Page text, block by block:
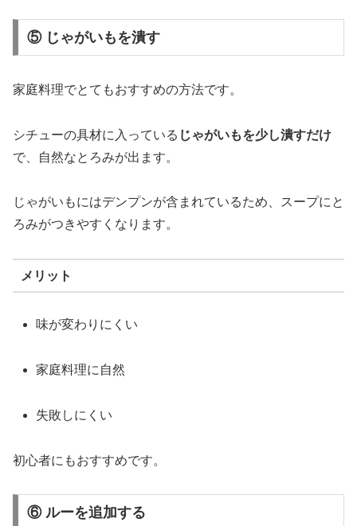
⑤ じゃがいもを潰す
家庭料理でとてもおすすめの方法です。
シチューの具材に 入 っている じゃがいもを少し潰すだけ
で、
自然なとろみが出 ます。
じゃがいもにはデンプンが含 まれているため、 スープにと
ろみがつきやすく なり ます。
メリット
味が変わり にくい
家庭料理に 自然
失敗 しにくい
初心者に もおすすめです。
⑥ ルーを追加する